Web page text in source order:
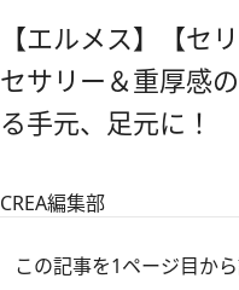
【エルメス】【セ
セサリー＆重厚感
る手元、足元に！
CREA編集部
この記事を1ページ目か